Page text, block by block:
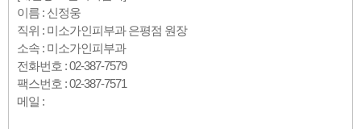
이름 : 신정웅
직위 : 미소가인피부과 은평점 원장
소속 : 미소가인피부과
전화번호 : 02-387-7579
팩스번호 : 02-387-7571
메일 :